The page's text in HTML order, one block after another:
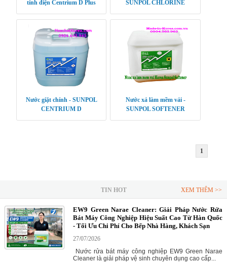
tính điện Centrium D Plus
SUNPOL CHLORINE
Nước giặt chính - SUNPOL
CENTRIUM D
Nước xả làm mềm vải -
SUNPOL SOFTENER
1
TIN HOT XEM THÊM >>
EW9 Green Narae Cleaner: Giải Pháp Nước Rửa
Bát Máy Công Nghiệp Hiệu Suất Cao Từ Hàn Quốc
- Tối Ưu Chi Phí Cho Bếp Nhà Hàng, Khách Sạn
27/07/2026
Nước rửa bát máy công nghiệp EW9 Green Narae
Cleaner là giải pháp vệ sinh chuyên dụng cao cấp...